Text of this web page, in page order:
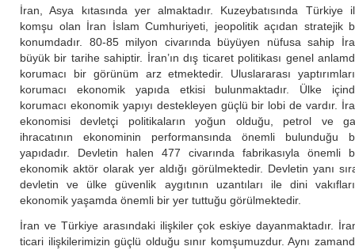
İran, Asya kıtasında yer almaktadır. Kuzeybatısında Türkiye
komşu olan İran İslam Cumhuriyeti, jeopolitik açıdan stratejik
konumdadır. 80-85 milyon civarında büyüyen nüfusa sahip
büyük bir tarihe sahiptir. İran’ın dış ticaret politikası genel
korumacı bir görünüm arz etmektedir. Uluslararası
korumacı ekonomik yapıda etkisi bulunmaktadır. Ülke
korumacı ekonomik yapıyı destekleyen güçlü bir lobi de vardır.
ekonomisi devletçi politikaların yoğun olduğu, petrol ve
ihracatının ekonominin performansında önemli bulunduğu
yapıdadır. Devletin halen 477 civarında fabrikasıyla önemli
ekonomik aktör olarak yer aldığı görülmektedir. Devletin yanı
devletin ve ülke güvenlik aygıtının uzantıları ile dini
ekonomik yaşamda önemli bir yer tuttuğu görülmektedir.
İran ve Türkiye arasındaki ilişkiler çok eskiye dayanmaktadır.
ticari ilişkilerimizin güçlü olduğu sınır komşumuzdur. Aynı